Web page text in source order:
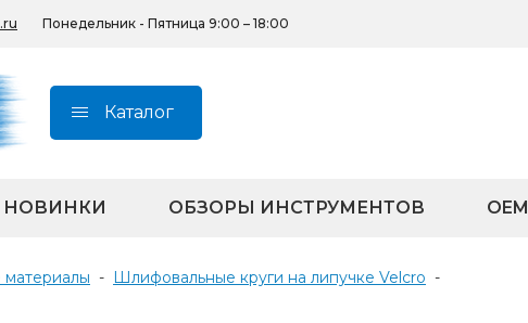
Понедельник - Пятница 9:00 – 18:00
Каталог
НОВИНКИ ОБЗОРЫ ИНСТРУМЕНТОВ OEM
материалы - Шлифовальные круги на липучке Velcro -